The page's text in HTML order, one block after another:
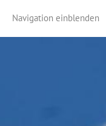
Navigation einblenden